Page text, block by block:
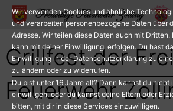
Zum
Inhalt
springen
Grillfest der
Feuerwehr
Wir verwenden Cookies und ähnliche
und verarbeiten personenbezogene Daten über
Adresse. Wir teilen diese Daten auch mit
kann mit deiner Einwilligung erfolgen. Du hast
Einwilligung in der Datenschutzerklärung zu
zu ändern oder zu widerrufen.
Du bist unter 16 Jahre alt? Dann kannst du nicht
einwilligen, oder du kannst deine Eltern oder
bitten, mit dir in diese Services einzuwilligen.